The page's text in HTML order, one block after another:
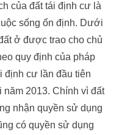
của đất tái định cư là
sống ổn định. Dưới
ở được trao cho chủ
quy định của pháp
định cư lần đầu tiên
2013. Chính vì đất
nhận quyền sử dụng
có quyền sử dụng